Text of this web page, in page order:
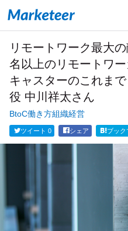
リモートワーク最大
名以上のリモートワ
キャスターのこれま
役 中川祥太さん
BtoC働き方組織経営
ツイート 0 シェア ブック